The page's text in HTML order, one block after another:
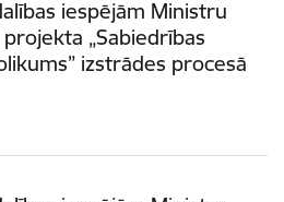
iespējām Ministru
„Sabiedrības
izstrādes procesā